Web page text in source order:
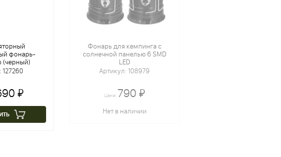
фонарь-
(черный)
₽
Фонарь для кемпинга с
солнечной панелью 6 SMD
LED
Артикул: 108979
Цена: 790 ₽
Нет в наличии